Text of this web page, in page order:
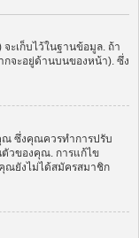
เก็บไว้ในฐานข้อมูล. ถ้า
กจะอยู่ด้านบนของหน้า). ซึ่ง
ณ ซึ่งคุณควรทำการปรับ
ตัวของคุณ. การแก้ไข
ณยังไม่ได้สมัครสมาชิก